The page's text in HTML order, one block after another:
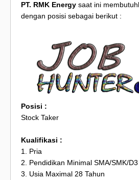
PT. RMK Energy saat ini
dengan posisi sebagai berikut :
Posisi :
Stock Taker
Kualifikasi :
1. Pria
2. Pendidikan Minimal SMA/SMK/D3
3. Usia Maximal 28 Tahun